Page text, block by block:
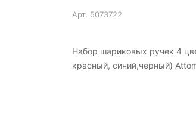
Арт. 5073722
Набор шариковых ручек 4
красный, синий,черный)